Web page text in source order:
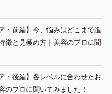
・前編】今、悩みはどこまで進
徴と見極め方｜美容のプロに聞
・後編】各レベルに合わせたお
のプロに聞いてみました！